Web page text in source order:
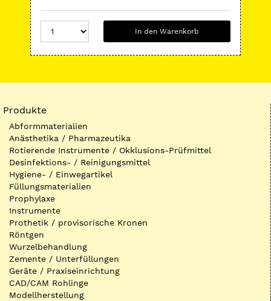
In den Warenkorb
Produkte
Abformmaterialien
Anästhetika / Pharmazeutika
Rotierende Instrumente / Okklusions-Prüfmittel
Desinfektions- / Reinigungsmittel
Hygiene- / Einwegartikel
Füllungsmaterialien
Prophylaxe
Instrumente
Prothetik / provisorische Kronen
Röntgen
Wurzelbehandlung
Zemente / Unterfüllungen
Geräte / Praxiseinrichtung
CAD/CAM Rohlinge
Modellherstellung